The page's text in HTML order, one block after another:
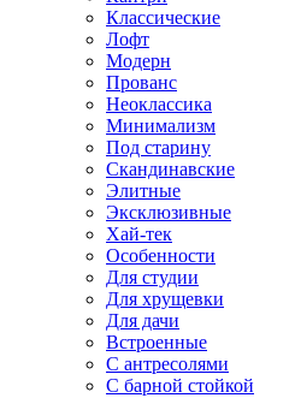
Классические
Лофт
Модерн
Прованс
Неоклассика
Минимализм
Под старину
Скандинавские
Элитные
Эксклюзивные
Хай-тек
Особенности
Для студии
Для хрущевки
Для дачи
Встроенные
С антресолями
С барной стойкой